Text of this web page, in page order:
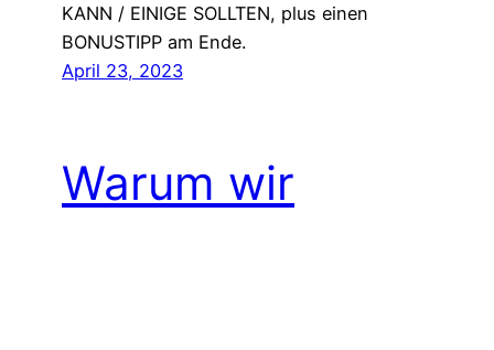
KANN / EINIGE SOLLTEN, plus einen
BONUSTIPP am Ende.
April 23, 2023
Warum wir